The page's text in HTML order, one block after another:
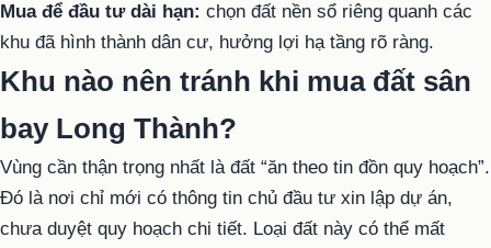
Mua để đầu tư dài hạn: chọn đất nền sổ riêng quanh các
khu đã hình thành dân cư, hưởng lợi hạ tầng rõ ràng.
Khu nào nên tránh khi mua đất sân
bay Long Thành?
Vùng cần thận trọng nhất là đất “ăn theo tin đồn quy hoạch”.
Đó là nơi chỉ mới có thông tin chủ đầu tư xin lập dự án,
chưa duyệt quy hoạch chi tiết. Loại đất này có thể mất